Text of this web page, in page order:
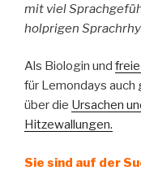
mit viel
holprigen
Als Biologin und
für Lemondays
über die Ursachen
Hitzewallungen.
Sie sind auf der